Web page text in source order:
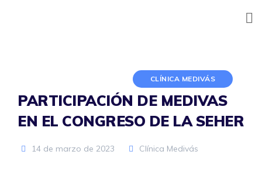
CLÍNICA MEDIVÁS
PARTICIPACIÓN DE MEDIVAS
EN EL CONGRESO DE LA SEHER
14 de marzo de 2023 Clínica Medivás